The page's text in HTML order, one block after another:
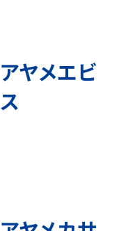
アヤメエビ
ス